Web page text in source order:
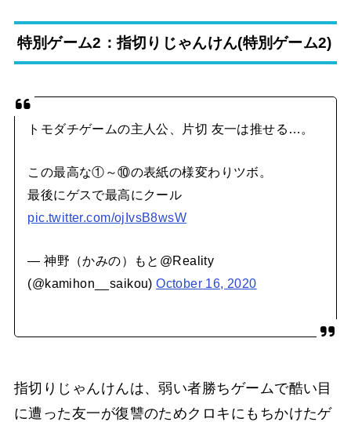
特別ゲーム2：指切りじゃんけん(特別ゲーム2)
トモダチゲームの主人公、片切 友一は推せる…。
この最高な①～⑩の表紙の様変わりツボ。
最後にゲスで最高にクール
pic.twitter.com/ojIvsB8wsW
— 神野（かみの）もと@Reality
(@kamihon__saikou)October 16, 2020
指切りじゃんけんは、弱い者勝ちゲームで酷い目
に遭った友一が復讐のためクロキにもちかけたゲ